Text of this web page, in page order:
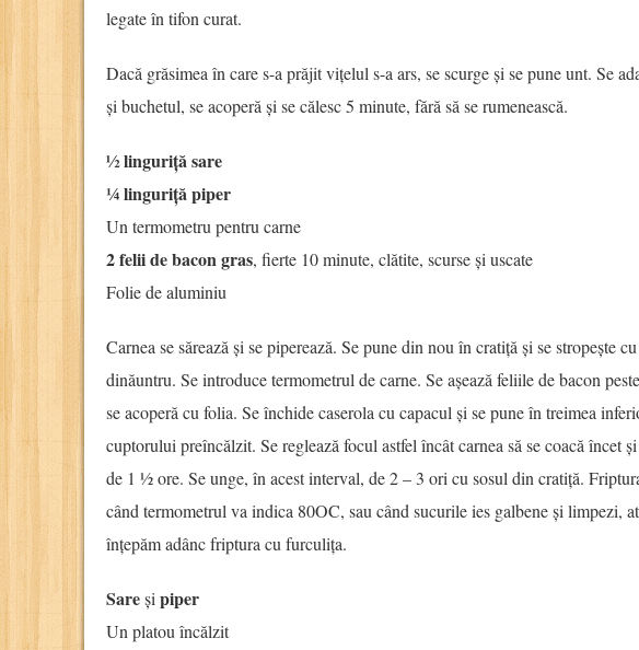
legate în tifon curat.
Dacă grăsimea în care s-a prăjit vițelul s-a ars, se scurge și se pune unt. Se
și buchetul, se acoperă și se călesc 5 minute, fără să se rumenească.
½ linguriță sare
¼ linguriță piper
Un termometru pentru carne
2 felii de bacon gras, fierte 10 minute, clătite, scurse și uscate
Folie de aluminiu
Carnea se sărează și se piperează. Se pune din nou în cratiță și se stropește
dinăuntru. Se introduce termometrul de carne. Se așează feliile de bacon
se acoperă cu folia. Se închide caserola cu capacul și se pune în treimea
cuptorului preîncălzit. Se reglează focul astfel încât carnea să se coacă încet
de 1 ½ ore. Se unge, în acest interval, de 2 – 3 ori cu sosul din cratiță.
când termometrul va indica 80OC, sau când sucurile ies galbene și limpezi,
înțepăm adânc friptura cu furculița.
Sareși piper
Un platou încălzit